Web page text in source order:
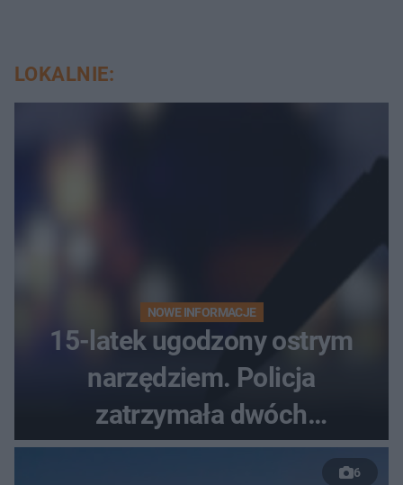
LOKALNIE:
NOWE INFORMACJE
15-latek ugodzony ostrym
narzędziem. Policja
zatrzymała dwóch
nastolatków
6